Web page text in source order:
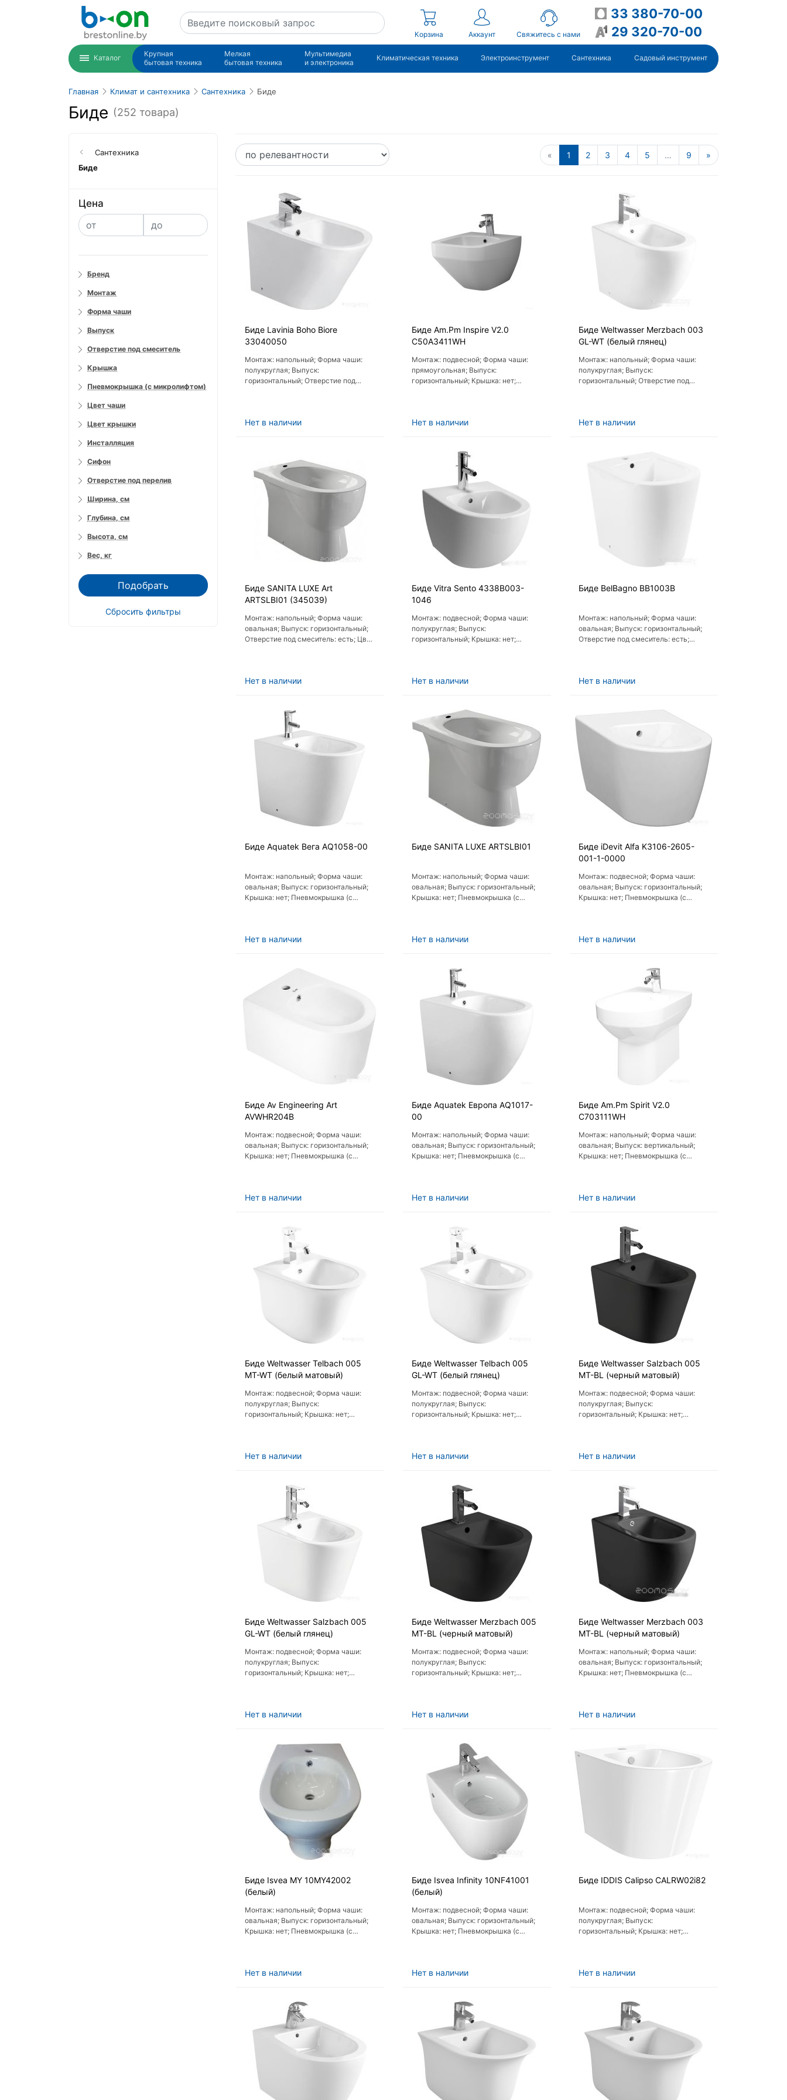
Корзина Аккаунт Свяжитесь с нами
33 380-70-00
29 320-70-00
Каталог
Крупная
бытовая техника
Мелкая
бытовая техника
Мультимедиа
и электроника
Климатическая техника Электроинструмент Сантехника Садовый инструмент
Главная Климат и сантехника Сантехника Биде
Биде (252 товара)
Сантехника
Биде
Цена
Бренд
Монтаж
Форма чаши
Выпуск
Отверстие под смеситель
Крышка
Пневмокрышка (с микролифтом)
Цвет чаши
Цвет крышки
Инсталляция
Сифон
Отверстие под перелив
Ширина, см
Глубина, см
Высота, см
Вес, кг
Подобрать
Сбросить фильтры
« 1 2 3 4 5 … 9 »
Биде Lavinia Boho Biore
33040050
Монтаж: напольный; Форма чаши:
полукруглая; Выпуск:
горизонтальный; Отверстие под
Нет в наличии
Биде Am.Pm Inspire V2.0
C50A3411WH
Монтаж: подвесной; Форма чаши:
прямоугольная; Выпуск:
горизонтальный; Крышка: нет;
Нет в наличии
Биде Weltwasser Merzbach 003
GL-WT (белый глянец)
Монтаж: напольный; Форма чаши:
полукруглая; Выпуск:
горизонтальный; Отверстие под
Нет в наличии
Биде SANITA LUXE Art
ARTSLBI01 (345039)
Монтаж: напольный; Форма чаши:
овальная; Выпуск: горизонтальный;
Отверстие под смеситель: есть; Цвет
Нет в наличии
Биде Vitra Sento 4338B003-
1046
Монтаж: подвесной; Форма чаши:
полукруглая; Выпуск:
горизонтальный; Крышка: нет;
Нет в наличии
Биде BelBagno BB1003B
Монтаж: напольный; Форма чаши:
овальная; Выпуск: горизонтальный;
Отверстие под смеситель: есть;
Нет в наличии
Биде Aquatek Вега AQ1058-00
Монтаж: напольный; Форма чаши:
овальная; Выпуск: горизонтальный;
Крышка: нет; Пневмокрышка (с
Нет в наличии
Биде SANITA LUXE ARTSLBI01
Монтаж: напольный; Форма чаши:
овальная; Выпуск: горизонтальный;
Крышка: нет; Пневмокрышка (с
Нет в наличии
Биде iDevit Alfa K3106-2605-
001-1-0000
Монтаж: подвесной; Форма чаши:
овальная; Выпуск: горизонтальный;
Крышка: нет; Пневмокрышка (с
Нет в наличии
Биде Av Engineering Art
AVWHR204B
Монтаж: подвесной; Форма чаши:
овальная; Выпуск: горизонтальный;
Крышка: нет; Пневмокрышка (с
Нет в наличии
Биде Aquatek Европа AQ1017-
00
Монтаж: напольный; Форма чаши:
овальная; Выпуск: горизонтальный;
Крышка: нет; Пневмокрышка (с
Нет в наличии
Биде Am.Pm Spirit V2.0
C703111WH
Монтаж: напольный; Форма чаши:
овальная; Выпуск: вертикальный;
Крышка: нет; Пневмокрышка (с
Нет в наличии
Биде Weltwasser Telbach 005
MT-WT (белый матовый)
Монтаж: подвесной; Форма чаши:
полукруглая; Выпуск:
горизонтальный; Крышка: нет;
Нет в наличии
Биде Weltwasser Telbach 005
GL-WT (белый глянец)
Монтаж: подвесной; Форма чаши:
полукруглая; Выпуск:
горизонтальный; Крышка: нет;
Нет в наличии
Биде Weltwasser Salzbach 005
MT-BL (черный матовый)
Монтаж: подвесной; Форма чаши:
полукруглая; Выпуск:
горизонтальный; Крышка: нет;
Нет в наличии
Биде Weltwasser Salzbach 005
GL-WT (белый глянец)
Монтаж: подвесной; Форма чаши:
полукруглая; Выпуск:
горизонтальный; Крышка: нет;
Нет в наличии
Биде Weltwasser Merzbach 005
MT-BL (черный матовый)
Монтаж: подвесной; Форма чаши:
полукруглая; Выпуск:
горизонтальный; Крышка: нет;
Нет в наличии
Биде Weltwasser Merzbach 003
MT-BL (черный матовый)
Монтаж: напольный; Форма чаши:
овальная; Выпуск: горизонтальный;
Крышка: нет; Пневмокрышка (с
Нет в наличии
Биде Isvea MY 10MY42002
(белый)
Монтаж: напольный; Форма чаши:
овальная; Выпуск: горизонтальный;
Крышка: нет; Пневмокрышка (с
Нет в наличии
Биде Isvea Infinity 10NF41001
(белый)
Монтаж: подвесной; Форма чаши:
овальная; Выпуск: горизонтальный;
Крышка: нет; Пневмокрышка (с
Нет в наличии
Биде IDDIS Calipso CALRW02i82
Монтаж: подвесной; Форма чаши:
полукруглая; Выпуск:
горизонтальный; Крышка: нет;
Нет в наличии